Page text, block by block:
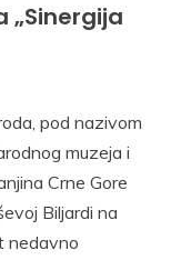
„Sinergija
pod nazivom
muzeja i
Crne Gore
Biljardi na
nedavno